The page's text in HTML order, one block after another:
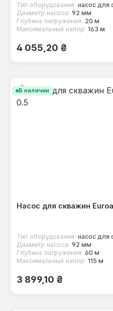
Тип оборудования: насос для
Диаметр насоса: 92 мм
Глубина погружения: 20 м
Максимальный напор: 163 м
Обычная цена:
4 055,20 ₴
В наличии
Насос для скважин
Тип оборудования: насос для
Диаметр насоса: 92 мм
Глубина погружения: 60 м
Максимальный напор: 115 м
Обычная цена:
3 899,10 ₴